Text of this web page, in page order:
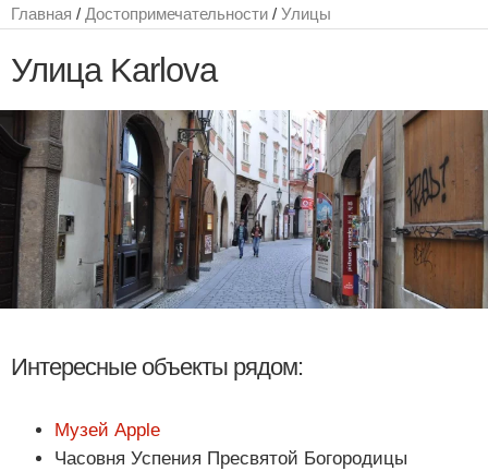
Главная / Достопримечательности / Улицы
Улица Karlova
Интересные объекты рядом:
Музей Apple
Часовня Успения Пресвятой Богородицы